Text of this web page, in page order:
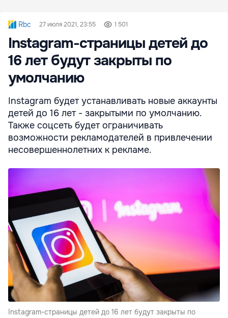
Rbc 27 июля 2021, 23:55 1 501
Instagram-страницы детей до
16 лет будут закрыты по
умолчанию
Instagram будет устанавливать новые аккаунты
детей до 16 лет - закрытыми по умолчанию.
Также соцсеть будет ограничивать
возможности рекламодателей в привлечении
несовершеннолетних к рекламе.
Instagram-страницы детей до 16 лет будут закрыты по